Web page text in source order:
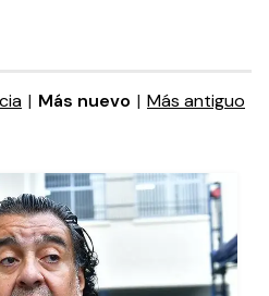
| Más nuevo | Más antiguo